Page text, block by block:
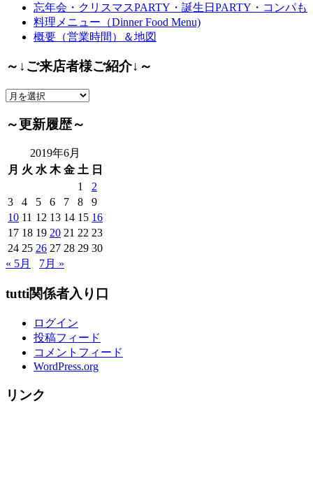
忘年会・クリスマスPARTY・誕生日PARTY・コンパも
料理メニュー（Dinner Food Menu)
概要（営業時間）＆地図
～↓ご来店者様ご紹介↓～
～
ご
者
ご
介
↓
～
～更新履歴～
2019年6月
月 火 水 木 金 土 日
1
2
3
4 5 6 7 8
9
10 11 12 13 14 15 16
17 18 19 20 21 22 23
24 25 26 27 28 29 30
« 5月
7月 »
tutti関係者入り口
ログイン
投稿フィード
コメントフィード
WordPress.org
リンク